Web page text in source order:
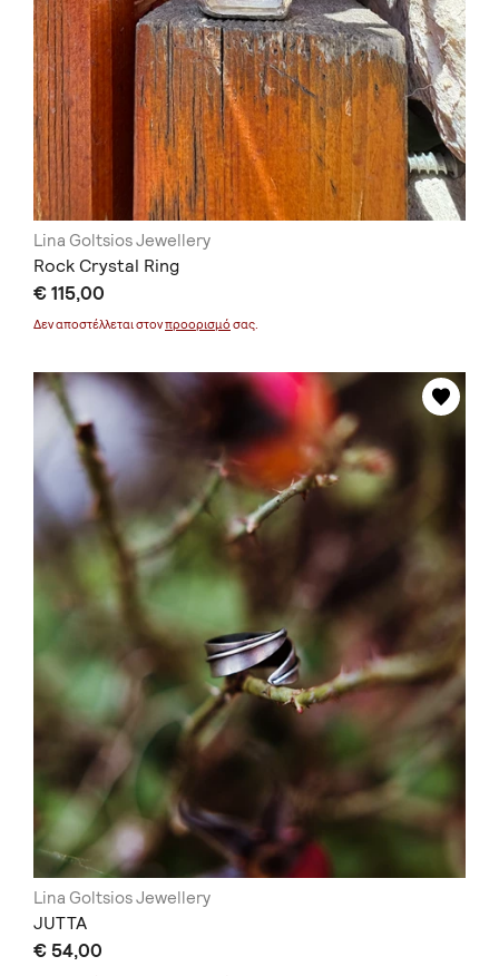
Lina Goltsios Jewellery
Rock Crystal Ring
€ 115,00
Δεν αποστέλλεται στονπροορισμό σας.
Lina Goltsios Jewellery
JUTTA
€ 54,00